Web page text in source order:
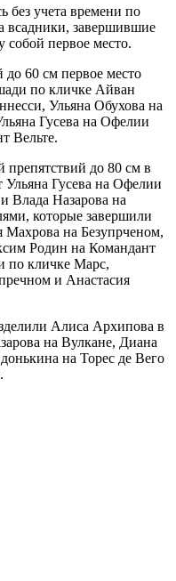
учета времени по
всадники, завершившие
первое место.
60 см первое место
по кличке Айван
Ульяна Обухова на
Гусева на Офелии
Вельте.
препятствий до 80 см в
Ульяна Гусева на Офелии
Влада Назарова на
которые завершили
Махрова на Безупрченом,
Родин на Командант
по кличке Марс,
и Анастасия
Алиса Архипова в
на Вулкане, Диана
на Торес де Вего